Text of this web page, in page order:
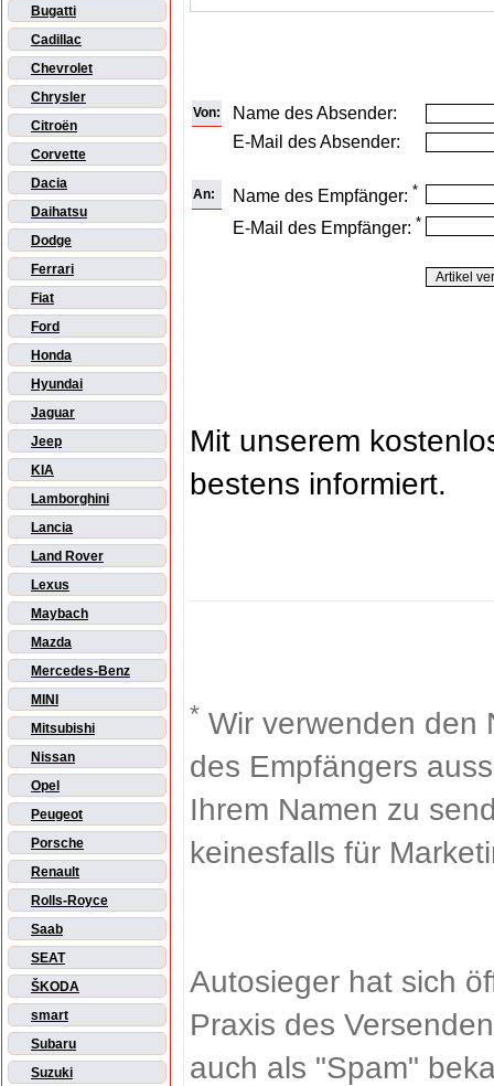
Bugatti
Cadillac
Chevrolet
Chrysler
Citroën
Corvette
Dacia
Daihatsu
Dodge
Ferrari
Fiat
Ford
Honda
Hyundai
Jaguar
Jeep
KIA
Lamborghini
Lancia
Land Rover
Lexus
Maybach
Mazda
Mercedes-Benz
MINI
Mitsubishi
Nissan
Opel
Peugeot
Porsche
Renault
Rolls-Royce
Saab
SEAT
ŠKODA
smart
Subaru
Suzuki
Von:
Name des Absender:
E-Mail des Absender:
An: Name des Empfänger: *
E-Mail des Empfänger: *
Mit unserem
bestens informiert.
* Wir verwenden den
des Empfängers
Ihrem Namen zu
keinesfalls für
Autosieger hat sich
Praxis des
auch als "Spam"